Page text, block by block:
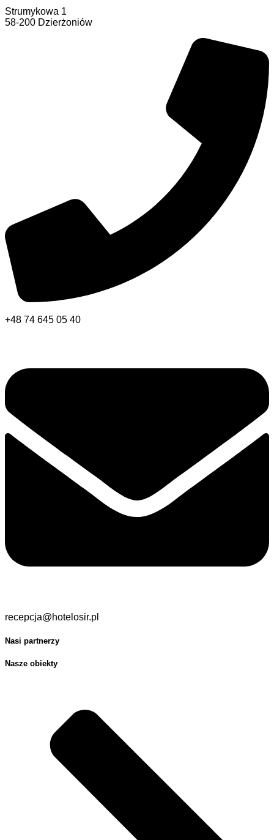
Strumykowa 1
58-200 Dzierżoniów
+48 74 645 05 40
recepcja@hotelosir.pl
Nasi partnerzy
Nasze obiekty